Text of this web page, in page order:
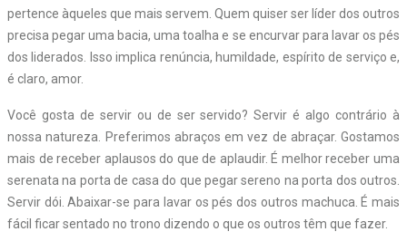
pertence àqueles que mais servem. Quem quiser ser líder dos outros
precisa pegar uma bacia, uma toalha e se encurvar para lavar os pés
dos liderados. Isso implica renúncia, humildade, espírito de serviço e,
é claro, amor.
Você gosta de servir ou de ser servido? Servir é algo contrário à
nossa natureza. Preferimos abraços em vez de abraçar. Gostamos
mais de receber aplausos do que de aplaudir. É melhor receber uma
serenata na porta de casa do que pegar sereno na porta dos outros.
Servir dói. Abaixar-se para lavar os pés dos outros machuca. É mais
fácil ficar sentado no trono dizendo o que os outros têm que fazer.